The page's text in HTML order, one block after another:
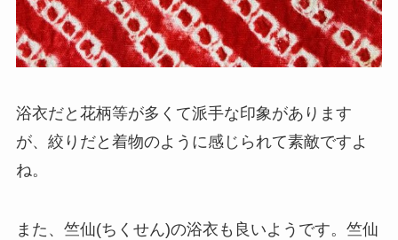
浴衣だと花柄等が多くて派手な印象があります
が、 絞りだと着物のように感じられて素敵ですよ
ね。
また、竺仙(ちくせん)の浴衣も良いようです。 竺仙